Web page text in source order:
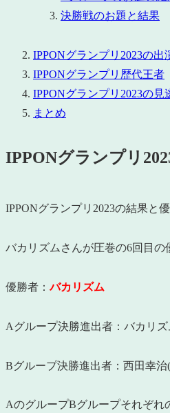
決勝戦のお題と結果
IPPONグランプリ2023の出
IPPONグランプリ歴代王者
IPPONグランプリ2023の見
まとめ
IPPONグランプリ
IPPONグランプリ2023の結果と
バカリズムさんが圧巻の6回目の
優勝者：バカリズム
Aグループ決勝進出者：バカリズ
Bグループ決勝進出者：西田幸治
AのグループBグループそれぞれ